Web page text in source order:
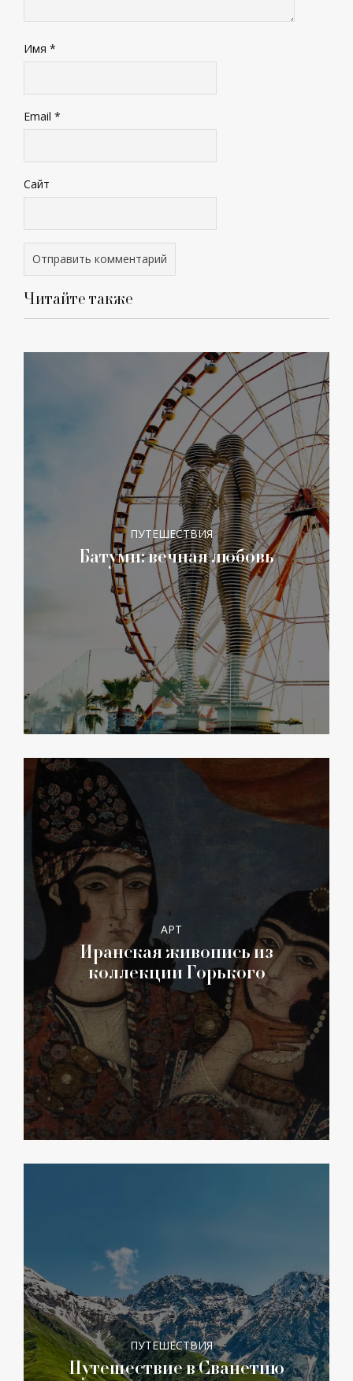
Имя *
Email *
Сайт
Читайте также
ПУТЕШЕСТВИЯ
Батуми: вечная любовь
АРТ
Иранская живопись из
коллекции Горького
ПУТЕШЕСТВИЯ
Путешествие в Сванетию